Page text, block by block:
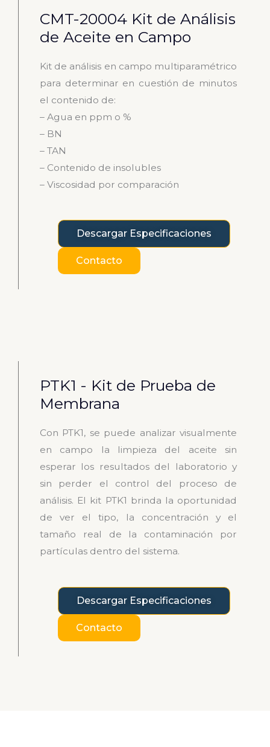
CMT-20004 Kit de Análisis
de Aceite en Campo
Kit de análisis en campo multiparamétrico
para determinar en cuestión de minutos
el contenido de:
– Agua en ppm o %
– BN
– TAN
– Contenido de insolubles
– Viscosidad por comparación
Descargar Especificaciones
Contacto
PTK1 - Kit de Prueba de
Membrana
Con PTK1, se puede analizar visualmente
en campo la limpieza del aceite sin
esperar los resultados del laboratorio y
sin perder el control del proceso de
análisis. El kit PTK1 brinda la oportunidad
de ver el tipo, la concentración y el
tamaño real de la contaminación por
partículas dentro del sistema.
Descargar Especificaciones
Contacto